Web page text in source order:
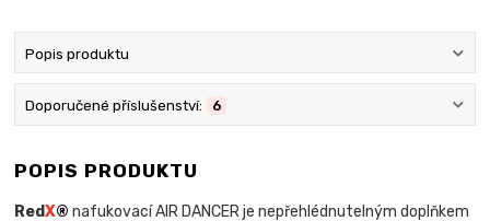
Popis produktu
Doporučené příslušenství: 6
POPIS PRODUKTU
RedX® nafukovací AIR DANCER je nepřehlédnutelným doplňkem